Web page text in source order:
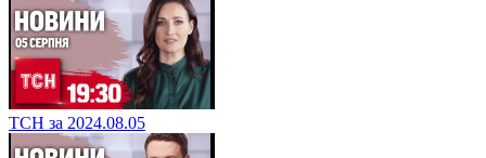
ТСН за 2024.08.05